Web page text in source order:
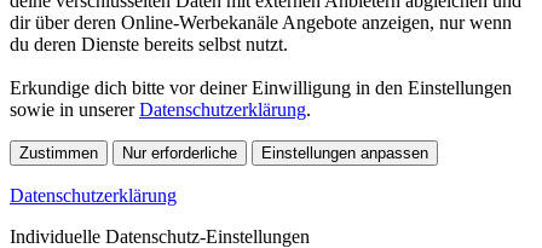
dir über deren Online-Werbekanäle Angebote anzeigen, nur wenn
du deren Dienste bereits selbst nutzt.
Erkundige dich bitte vor deiner Einwilligung in den Einstellungen
sowie in unsererDatenschutzerklärung.
Zustimmen Nur erforderliche Einstellungen anpassen
Datenschutzerklärung
Individuelle Datenschutz-Einstellungen